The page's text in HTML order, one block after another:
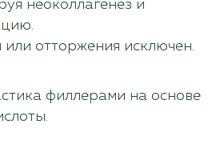
неоколлагенез и
или отторжения исключен.
филлерами на основе